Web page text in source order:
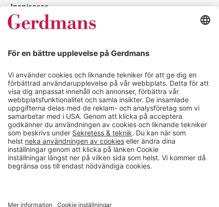
Inspireras
Kundcase
Läsvärt
Kontakt
info@gerdmans.se
0433-740 80
Kundservice öppettider
Vardagar 07.30-17.00
© 2026 Gerdmans Inredningar AB Alla priser är exklusive moms.